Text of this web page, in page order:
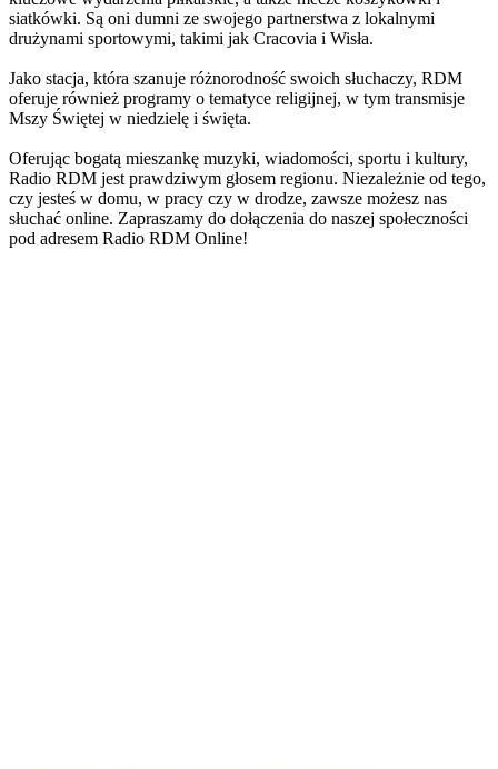
siatkówki. Są oni dumni ze swojego partnerstwa z lokalnymi
drużynami sportowymi, takimi jak Cracovia i Wisła.
Jako stacja, która szanuje różnorodność swoich słuchaczy, RDM
oferuje również programy o tematyce religijnej, w tym transmisje
Mszy Świętej w niedzielę i święta.
Oferując bogatą mieszankę muzyki, wiadomości, sportu i kultury,
Radio RDM jest prawdziwym głosem regionu. Niezależnie od tego,
czy jesteś w domu, w pracy czy w drodze, zawsze możesz nas
słuchać online. Zapraszamy do dołączenia do naszej społeczności
pod adresem Radio RDM Online!